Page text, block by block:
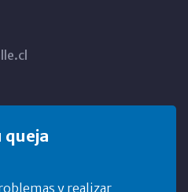
queja
y realizar